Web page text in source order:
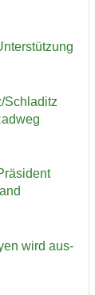
Schla­ditz
wird aus­